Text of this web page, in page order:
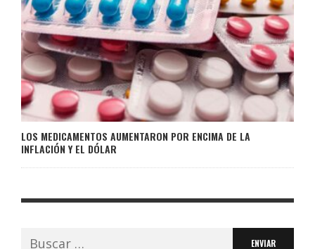
LOS MEDICAMENTOS AUMENTARON POR ENCIMA DE LA
INFLACIÓN Y EL DÓLAR
Buscar: